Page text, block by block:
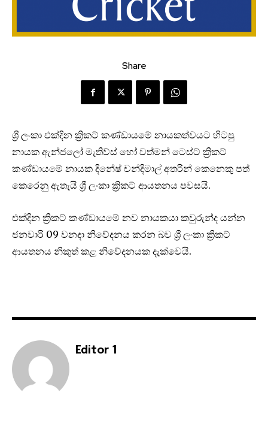
Share
ශ්‍රී ලංකා එක්දින ක්‍රිකට් කණ්ඩායමේ නායකත්වයට හිටපු
නායක ඇන්ජලෝ මැතිව්ස් හෝ වත්මන් ටෙස්ට් ක්‍රිකට්
කණ්ඩායමේ නායක දිනේෂ් චන්දිමාල් අතරින් කෙනෙකු පත්
කෙරෙනු ඇතැයි ශ්‍රී ලංකා ක්‍රිකට් ආයතනය පවසයි.
එක්දින ක්‍රිකට් කණ්ඩායමේ නව නායකයා කවුරුන්ද යන්න
ජනවාරි 09 වනදා නිවේදනය කරන බව ශ්‍රී ලංකා ක්‍රිකට්
ආයතනය නිකුත් කළ නිවේදනයක දැක්වෙයි.
Editor 1